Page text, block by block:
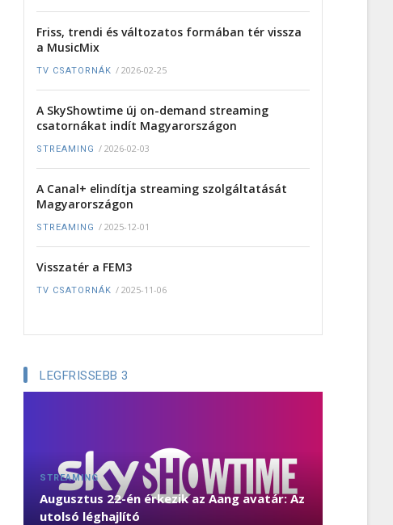
Friss, trendi és változatos formában tér vissza
a MusicMix
TV CSATORNÁK / 2026-02-25
A SkyShowtime új on-demand streaming
csatornákat indít Magyarországon
STREAMING / 2026-02-03
A Canal+ elindítja streaming szolgáltatását
Magyarországon
STREAMING / 2025-12-01
Visszatér a FEM3
TV CSATORNÁK / 2025-11-06
LEGFRISSEBB 3
STREAMING
Augusztus 22-én érkezik az Aang avatár: Az
utolsó léghajlító